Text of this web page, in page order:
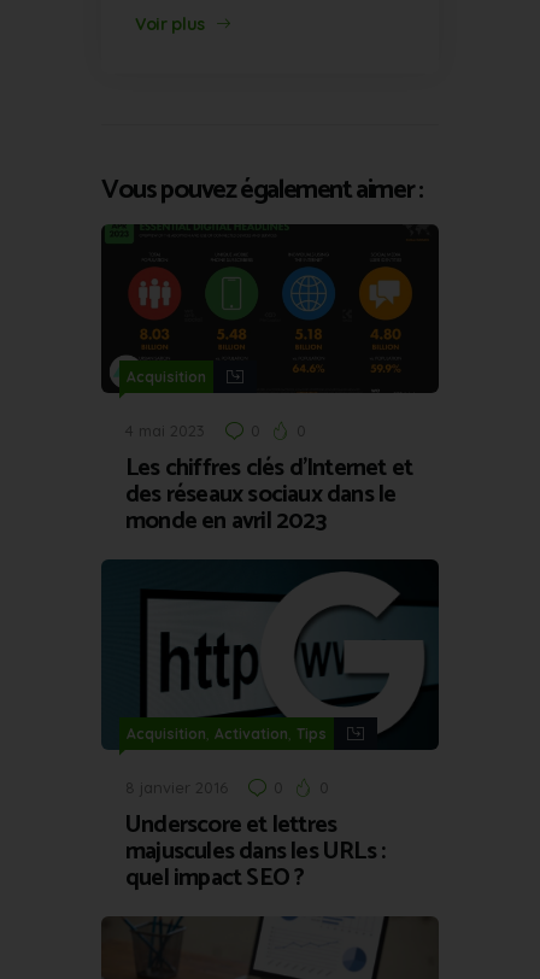
Voir plus
Vous pouvez également aimer :
Acquisition
4 mai 2023 0 0
Les chiffres clés d’Internet et
des réseaux sociaux dans le
monde en avril 2023
Acquisition, Activation, Tips
8 janvier 2016 0 0
Underscore et lettres
majuscules dans les URLs :
quel impact SEO ?